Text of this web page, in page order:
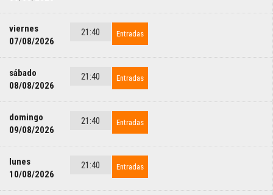
viernes
07/08/2026
21:40 Entradas
sábado
08/08/2026
21:40 Entradas
domingo
09/08/2026
21:40 Entradas
lunes
10/08/2026
21:40 Entradas